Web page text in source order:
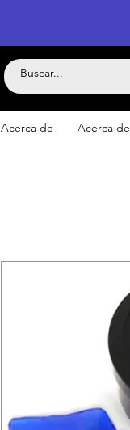
Acerca de Acerca de